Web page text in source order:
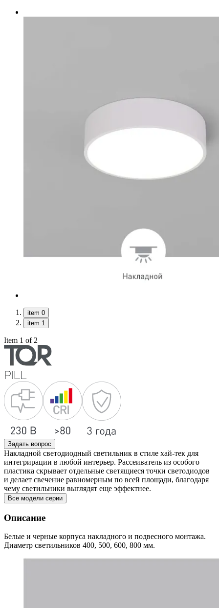
item 0
item 1
Item 1 of 2
Задать вопрос
Накладной светодиодный светильник в стиле хай-тек для
интегрирации в любой интерьер. Рассеиватель из особого
пластика скрывает отдельные светящиеся точки светодиодов
и делает свечение равномерным по всей площади, благодаря
чему светильники выглядят еще эффектнее.
Все модели серии
Описание
Белые и черные корпуса накладного и подвесного монтажа.
Диаметр светильников 400, 500, 600, 800 мм.